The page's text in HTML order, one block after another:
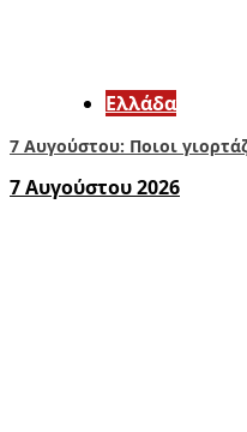
Ελλάδα
7 Αυγούστου: Ποιοι
7 Αυγούστου 2026